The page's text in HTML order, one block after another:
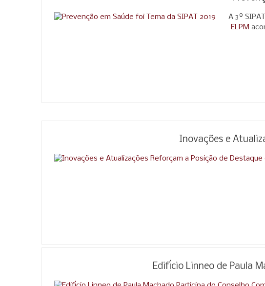
A 3º
ELPM
Inovações e
Edifício Linneo de Paula